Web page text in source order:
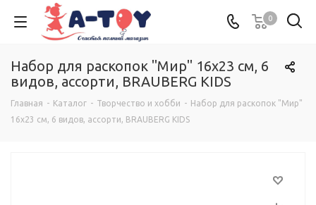
0
Набор для раскопок "Мир" 16х23 см, 6
видов, ассорти, BRAUBERG KIDS
Главная - Каталог - Творчество и хобби - Набор для раскопок "Мир"
16х23 см, 6 видов, ассорти, BRAUBERG KIDS